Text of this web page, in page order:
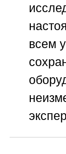
всем